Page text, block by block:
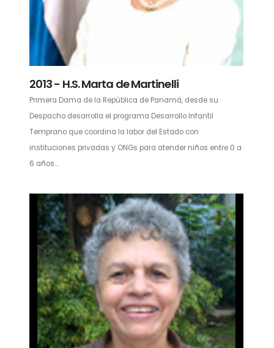
2013 - H.S. Marta de Martinelli
Primera Dama de la República de Panamá, desde su
Despacho desarrolla el programa Desarrollo Infantil
Temprano que coordina la labor del Estado con
instituciones privadas y ONGs para atender niños entre 0 a
6 años...